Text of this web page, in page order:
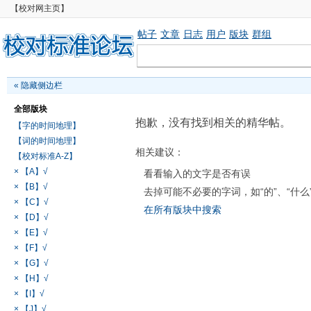
【校对网主页】
帖子 文章 日志 用户 版块 群组
« 隐藏侧边栏
全部版块
【字的时间地理】
【词的时间地理】
【校对标准A-Z】
× 【A】√
× 【B】√
× 【C】√
× 【D】√
× 【E】√
× 【F】√
× 【G】√
× 【H】√
× 【I】√
× 【J】√
抱歉，没有找到相关的精华帖。
相关建议：
看看输入的文字是否有误
去掉可能不必要的字词，如“的”、“什么
在所有版块中搜索